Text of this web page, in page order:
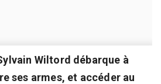
Wiltord débarque à
ses armes, et accéder au